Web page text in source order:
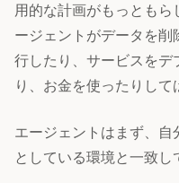
用的な計画がもっとも
ージェントがデータを
行したり、サービスをデ
り、お金を使ったりして
エージェントはまず、自
としている環境と一致し